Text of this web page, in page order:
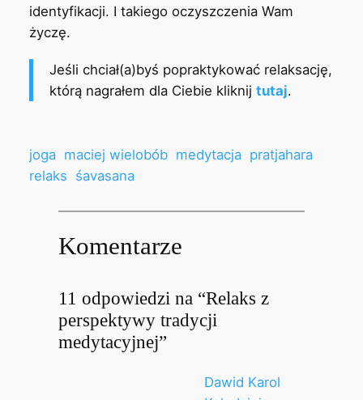
identyfikacji. I takiego oczyszczenia Wam
życzę.
Jeśli chciał(a)byś popraktykować relaksację,
którą nagrałem dla Ciebie kliknij tutaj.
joga maciej wielobób medytacja pratjahara
relaks śavasana
Komentarze
11 odpowiedzi na “Relaks z
perspektywy tradycji
medytacyjnej”
Dawid Karol